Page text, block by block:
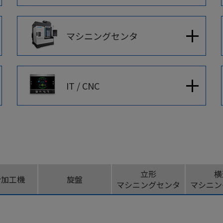
CLOSE
Okumamerit.com
マシニングセンタ
IT / CNC
工機 旋盤
立形
マシニングセンタ
マシニ